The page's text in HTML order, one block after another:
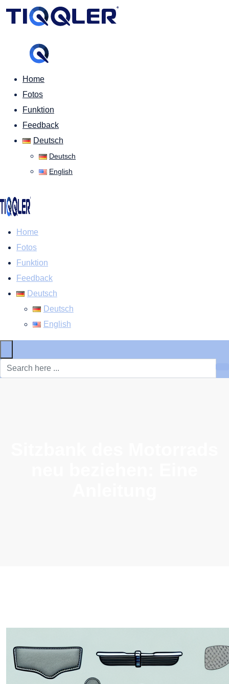
Home
Fotos
Funktion
Feedback
Deutsch
Deutsch
English
Home
Fotos
Funktion
Feedback
Deutsch
Deutsch
English